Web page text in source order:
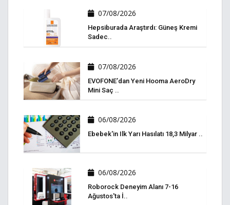
07/08/2026
Hepsiburada Araştırdı: Güneş Kremi
Sadec..
07/08/2026
EVOFONE’dan Yeni Hooma AeroDry
Mini Saç ..
06/08/2026
Ebebek'in Ilk Yarı Hasılatı 18,3 Milyar ..
06/08/2026
Roborock Deneyim Alanı 7-16
Ağustos'ta İ..